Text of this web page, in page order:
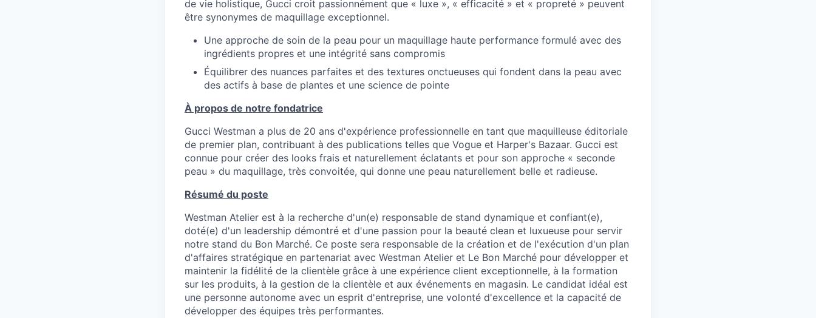
de vie holistique, Gucci croit passionnément que « luxe », « efficacité » et « propreté » peuvent
être synonymes de maquillage exceptionnel.
Une approche de soin de la peau pour un maquillage haute performance formulé avec des
ingrédients propres et une intégrité sans compromis
Équilibrer des nuances parfaites et des textures onctueuses qui fondent dans la peau avec
des actifs à base de plantes et une science de pointe
À propos de notre fondatrice
Gucci Westman a plus de 20 ans d'expérience professionnelle en tant que maquilleuse éditoriale
de premier plan, contribuant à des publications telles que Vogue et Harper's Bazaar. Gucci est
connue pour créer des looks frais et naturellement éclatants et pour son approche « seconde
peau » du maquillage, très convoitée, qui donne une peau naturellement belle et radieuse.
Résumé du poste
Westman Atelier est à la recherche d'un(e) responsable de stand dynamique et confiant(e),
doté(e) d'un leadership démontré et d'une passion pour la beauté clean et luxueuse pour servir
notre stand du Bon Marché. Ce poste sera responsable de la création et de l'exécution d'un plan
d'affaires stratégique en partenariat avec Westman Atelier et Le Bon Marché pour développer et
maintenir la fidélité de la clientèle grâce à une expérience client exceptionnelle, à la formation
sur les produits, à la gestion de la clientèle et aux événements en magasin. Le candidat idéal est
une personne autonome avec un esprit d'entreprise, une volonté d'excellence et la capacité de
développer des équipes très performantes.